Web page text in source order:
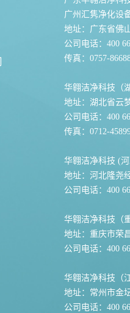
广州汇隽净化设
地址：广东省佛
公司电话：400
传真：0757-
华翱洁净科技（
地址：湖北省云
公司电话：400
传真：0712-
华翱洁净科技 (
地址：河北隆尧
公司电话：400
华翱洁净科技（
地址：重庆市荣
公司电话：400
华翱洁净科技（
地址：常州市金
公司电话：400